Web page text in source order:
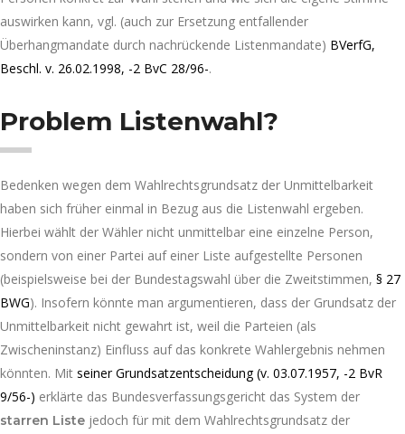
auswirken kann, vgl. (auch zur Ersetzung entfallender
Überhangmandate durch nachrückende Listenmandate) BVerfG,
Beschl. v. 26.02.1998, -2 BvC 28/96-.
Problem Listenwahl?
Bedenken wegen dem Wahlrechtsgrundsatz der Unmittelbarkeit
haben sich früher einmal in Bezug aus die Listenwahl ergeben.
Hierbei wählt der Wähler nicht unmittelbar eine einzelne Person,
sondern von einer Partei auf einer Liste aufgestellte Personen
(beispielsweise bei der Bundestagswahl über die Zweitstimmen, § 27
BWG). Insofern könnte man argumentieren, dass der Grundsatz der
Unmittelbarkeit nicht gewahrt ist, weil die Parteien (als
Zwischeninstanz) Einfluss auf das konkrete Wahlergebnis nehmen
könnten. Mit seiner Grundsatzentscheidung (v. 03.07.1957, -2 BvR
9/56-) erklärte das Bundesverfassungsgericht das System der
starren Liste jedoch für mit dem Wahlrechtsgrundsatz der